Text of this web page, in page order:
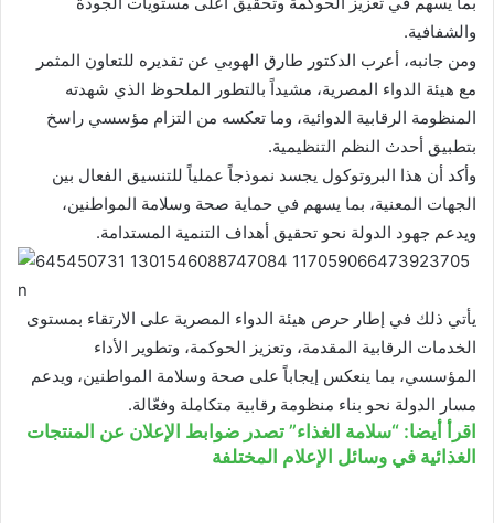
والشفافية.
ومن جانبه، أعرب الدكتور طارق الهوبي عن تقديره للتعاون المثمر
مع هيئة الدواء المصرية، مشيداً بالتطور الملحوظ الذي شهدته
المنظومة الرقابية الدوائية، وما تعكسه من التزام مؤسسي راسخ
بتطبيق أحدث النظم التنظيمية.
وأكد أن هذا البروتوكول يجسد نموذجاً عملياً للتنسيق الفعال بين
الجهات المعنية، بما يسهم في حماية صحة وسلامة المواطنين،
ويدعم جهود الدولة نحو تحقيق أهداف التنمية المستدامة.
يأتي ذلك في إطار حرص هيئة الدواء المصرية على الارتقاء بمستوى
الخدمات الرقابية المقدمة، وتعزيز الحوكمة، وتطوير الأداء
المؤسسي، بما ينعكس إيجاباً على صحة وسلامة المواطنين، ويدعم
مسار الدولة نحو بناء منظومة رقابية متكاملة وفعّالة.
اقرأ أيضا: “سلامة الغذاء” تصدر ضوابط الإعلان عن المنتجات
الغذائية في وسائل الإعلام المختلفة